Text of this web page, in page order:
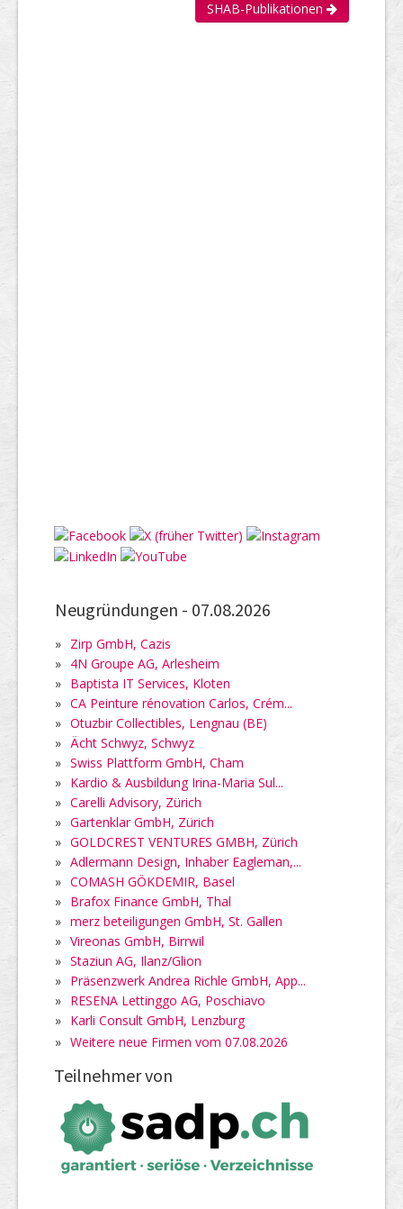
SHAB-Publikationen
Neugründungen - 07.08.2026
» Zirp GmbH, Cazis
» 4N Groupe AG, Arlesheim
» Baptista IT Services, Kloten
» CA Peinture rénovation Carlos, Crém...
» Otuzbir Collectibles, Lengnau (BE)
» Ächt Schwyz, Schwyz
» Swiss Plattform GmbH, Cham
» Kardio & Ausbildung Irina-Maria Sul...
» Carelli Advisory, Zürich
» Gartenklar GmbH, Zürich
» GOLDCREST VENTURES GMBH, Zürich
» Adlermann Design, Inhaber Eagleman,...
» COMASH GÖKDEMIR, Basel
» Brafox Finance GmbH, Thal
» merz beteiligungen GmbH, St. Gallen
» Vireonas GmbH, Birrwil
» Staziun AG, Ilanz/Glion
» Präsenzwerk Andrea Richle GmbH, App...
» RESENA Lettinggo AG, Poschiavo
» Karli Consult GmbH, Lenzburg
» Weitere neue Firmen vom 07.08.2026
Teilnehmer von